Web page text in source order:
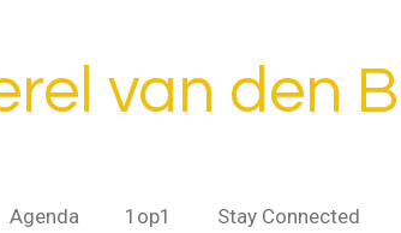
van den
Agenda 1op1 Stay Connected